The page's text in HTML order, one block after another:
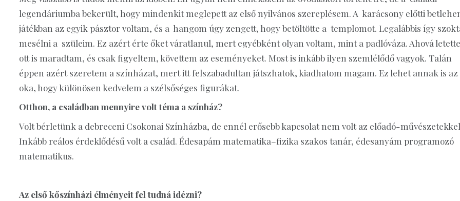
legendáriumba bekerült, hogy mindenkit meglepett az első nyilvános szereplésem. A karácsony előtti
játékban az egyik pásztor voltam, és a hangom úgy zengett, hogy betöltötte a templomot. Legalábbis így
mesélni a szüleim. Ez azért érte őket váratlanul, mert egyébként olyan voltam, mint a padlóváza. Ahová
ott is maradtam, és csak figyeltem, követtem az eseményeket. Most is inkább ilyen szemlélődő vagyok. Talán
éppen azért szeretem a színházat, mert itt felszabadultan játszhatok, kiadhatom magam. Ez lehet annak is az
oka, hogy különösen kedvelem a szélsőséges figurákat.
Otthon, a családban mennyire volt téma a színház?
Volt bérletünk a debreceni Csokonai Színházba, de ennél erősebb kapcsolat nem volt az előadó-
Inkább reálos érdeklődésű volt a család. Édesapám matematika–fizika szakos tanár, édesanyám programozó
matematikus.
Az első kőszínházi élményeit fel tudná idézni?